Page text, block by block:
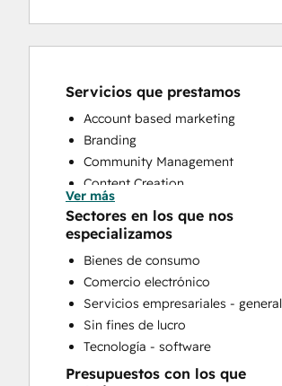
Servicios que prestamos
Account based marketing
Branding
Community Management
Content Creation
Conversational Marketing
CRM Implementation
CRM Migration
Custom API Integrations
Customer Marketing
Customer Success Training
Customer Support Training
Customer Survey and Analysis
Email Marketing
Ver más
Sectores en los que nos
especializamos
Bienes de consumo
Comercio electrónico
Servicios empresariales - general
Sin fines de lucro
Tecnología - software
Presupuestos con los que